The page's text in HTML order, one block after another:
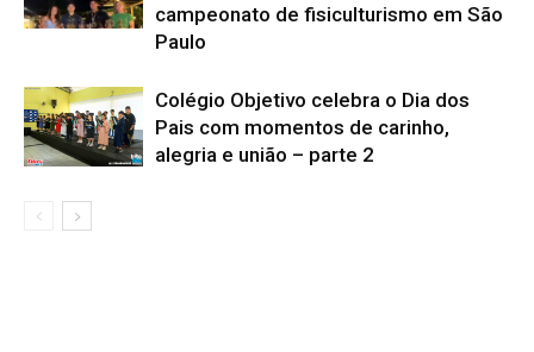
campeonato de fisiculturismo em São
Paulo
Colégio Objetivo celebra o Dia dos
Pais com momentos de carinho,
alegria e união – parte 2